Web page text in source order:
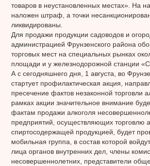
товаров в неустановленных местах». На
наложен штраф, а точки
ликвидированы.
Для продажи продукции садоводов и
администрацией Фрунзенского района
торговых мест на специальных рынках
площади и у железнодорожной станции
А с сегодняшнего дня, 1 августа, во
стартует профилактическая акция,
пресечение фактов незаконной торговли
рамках акции значительное внимание
фактам продажи алкоголя
предприятий, осуществляющих торговлю
спиртосодержащей продукцией, будет
мобильная группа, в состав которой
лица органов внутренних дел, члены
несовершеннолетних, представители